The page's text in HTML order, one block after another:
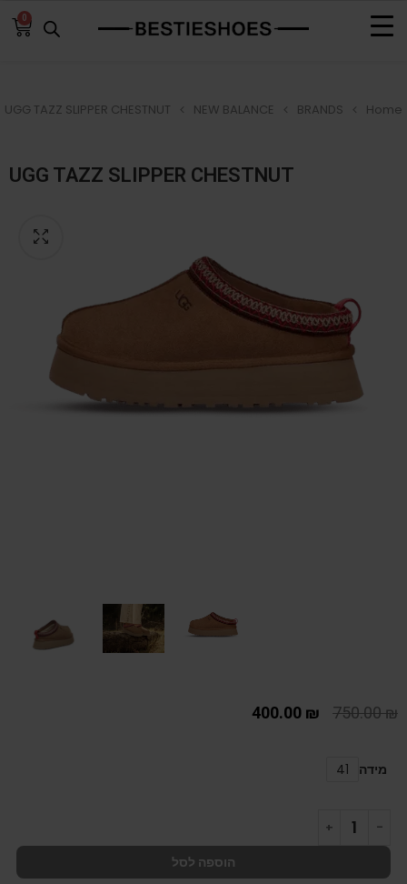
0
Home
BRANDS
NEW BALANCE
UGG TAZZ SLIPPER CHESTNUT
UGG TAZZ SLIPPER CHESTNUT
750.00₪
400.00 ₪
מידה 41
הוספה לסל